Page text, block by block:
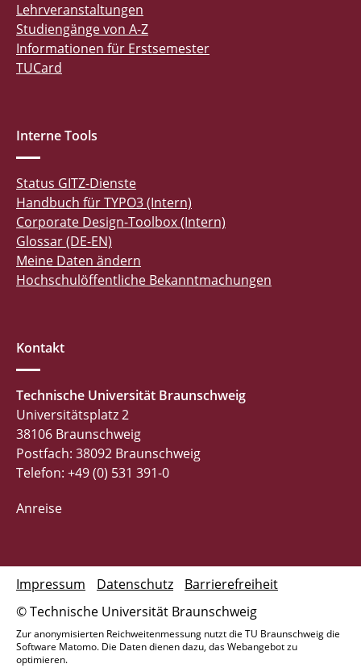
Lehrveranstaltungen
Studiengänge von A-Z
Informationen für Erstsemester
TUCard
Interne Tools
Status GITZ-Dienste
Handbuch für TYPO3 (Intern)
Corporate Design-Toolbox (Intern)
Glossar (DE-EN)
Meine Daten ändern
Hochschulöffentliche Bekanntmachungen
Kontakt
Technische Universität Braunschweig
Universitätsplatz 2
38106 Braunschweig
Postfach: 38092 Braunschweig
Telefon: +49 (0) 531 391-0
Anreise
© Technische Universität Braunschweig
Impressum Datenschutz Barrierefreiheit
Zur anonymisierten Reichweitenmessung nutzt die TU Braunschweig die
Software Matomo. Die Daten dienen dazu, das Webangebot zu
optimieren.